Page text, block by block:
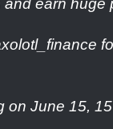
earn huge